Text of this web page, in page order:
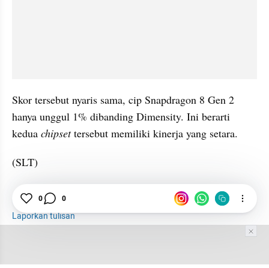
Skor tersebut nyaris sama, cip Snapdragon 8 Gen 2
hanya unggul 1% dibanding Dimensity. Ini berarti
kedua chipset tersebut memiliki kinerja yang setara.
(SLT)
Chip MediaTek Snapdragon 8 Gen 2
Prosesor
Laporkan tulisan
0 0